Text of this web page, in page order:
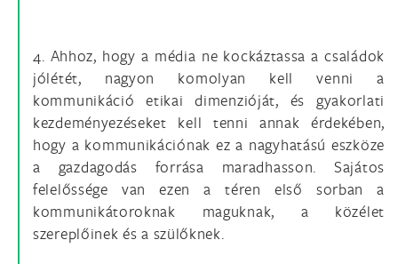
4. Ahhoz, hogy a média ne kockáztassa a családok
jólétét, nagyon komolyan kell venni a
kommunikáció etikai dimenzióját, és gyakorlati
kezdeményezéseket kell tenni annak érdekében,
hogy a kommunikációnak ez a nagyhatású eszköze
a gazdagodás forrása maradhasson. Sajátos
felelőssége van ezen a téren első sorban a
kommunikátoroknak maguknak, a közélet
szereplőinek és a szülőknek.